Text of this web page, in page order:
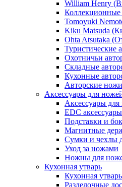
William Henry
Tomoyuki
Kiku Matsuda
Ohta Atsutaka
Туристические
Охотничьи
Складные
Кухонные
Авторские
Аксессуары для
Аксессуары
EDC аксессуары
Подставки и
Магнитные
Сумки и чехлы
Уход за ножами
Ножны для
Кухонная утварь
Кухонная утварь
Разделочные